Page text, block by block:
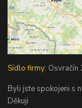
Sídlo firmy: Osvračín
Byli jste spokojeni s
Děkuji